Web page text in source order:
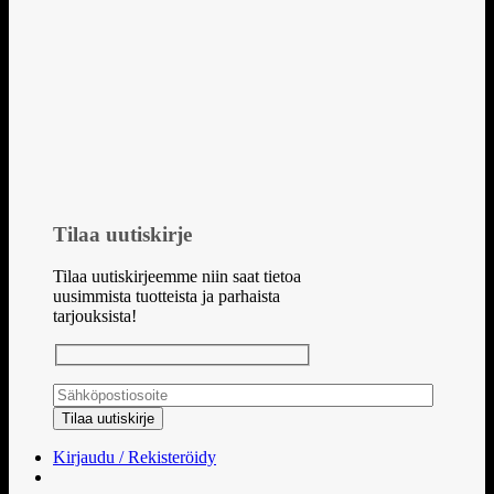
Tilaa uutiskirje
Tilaa uutiskirjeemme niin saat tietoa
uusimmista tuotteista ja parhaista
tarjouksista!
Kirjaudu / Rekisteröidy